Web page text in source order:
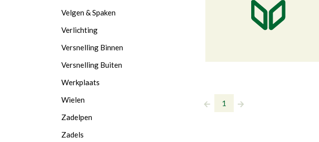
1
Velgen & Spaken
Verlichting
Versnelling Binnen
Versnelling Buiten
Werkplaats
Wielen
Zadelpen
Zadels